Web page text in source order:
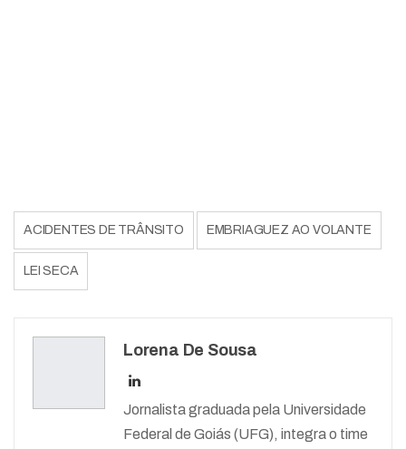
ACIDENTES DE TRÂNSITO EMBRIAGUEZ AO VOLANTE
LEI SECA
Lorena De Sousa
Jornalista graduada pela Universidade
Federal de Goiás (UFG), integra o time